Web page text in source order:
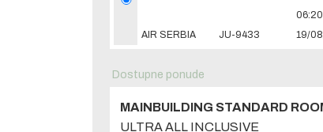
06:20
AIR SERBIA JU-9433 19/
Dostupne ponude
MAINBUILDING STANDARD
ULTRA ALL INCLUSIVE